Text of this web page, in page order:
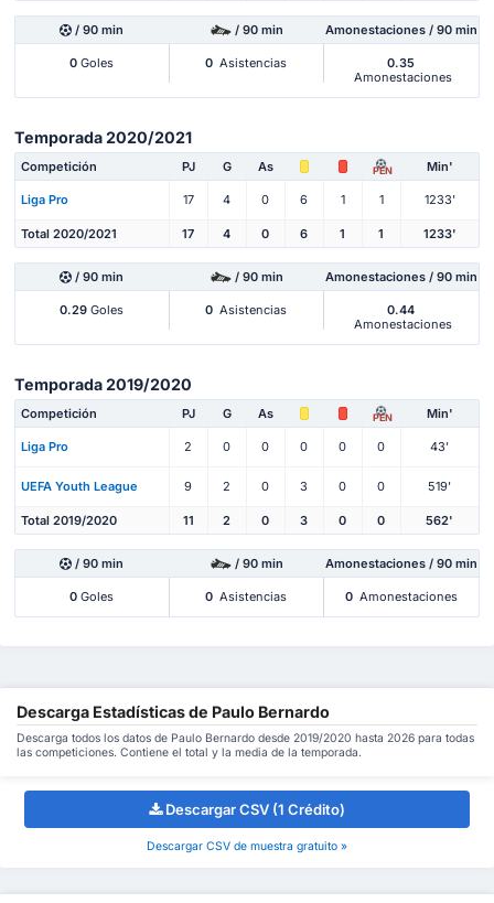
/ 90 min / 90 min Amonestaciones / 90 min
0 Goles 0 Asistencias
0.35
Amonestaciones
Temporada 2020/2021
Competición PJ G As PEN Min'
Liga Pro 17 4 0 6 1 1 1233'
Total 2020/2021 17 4 0 6 1 1 1233'
/ 90 min / 90 min Amonestaciones / 90 min
0.29 Goles 0 Asistencias
0.44
Amonestaciones
Temporada 2019/2020
Competición PJ G As PEN Min'
Liga Pro 2 0 0 0 0 0 43'
UEFA Youth League 9 2 0 3 0 0 519'
Total 2019/2020 11 2 0 3 0 0 562'
/ 90 min / 90 min Amonestaciones / 90 min
0 Goles 0 Asistencias 0 Amonestaciones
Descarga Estadísticas de Paulo Bernardo
Descarga todos los datos de Paulo Bernardo desde 2019/2020 hasta 2026 para todas
las competiciones. Contiene el total y la media de la temporada.
Descargar CSV (1 Crédito)
Descargar CSV de muestra gratuito »